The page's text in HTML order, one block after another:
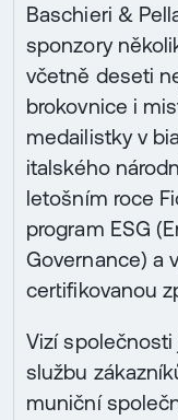
Baschieri &
sponzory
včetně deseti
brokovnice i
medailistky v
italského
letošním roce
program ESG
Governance) a
certifikovanou
Vizí společnosti
službu
muniční